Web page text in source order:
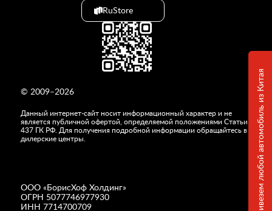
Привезем любой автомобиль из Китая
© 2009–2026
Данный интернет-сайт носит информационный характер и не
является публичной офертой, определяемой положениями Статьи
437 ГК РФ. Для получения подробной информации обращайтесь в
дилерские центры.
ООО «БорисХоф Холдинг»
ОГРН 5077746977930
ИНН 7714700709
RuStore